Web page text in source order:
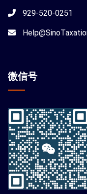
929-520-0251
微信号